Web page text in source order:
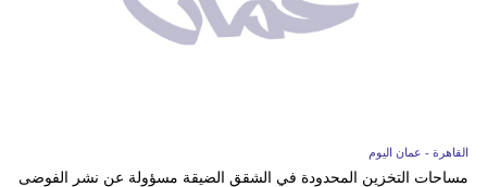
القاهرة - عمان اليوم
مساحات التخزين المحدودة في الشقق الضيقة مسؤولة عن نشر الفوضى